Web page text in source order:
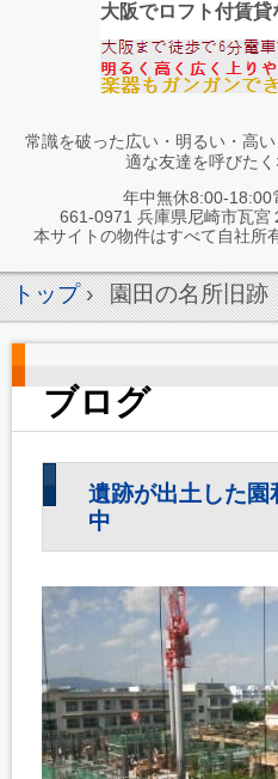
大阪でロフト付賃貸
常識を破った広い・明るい・高
適な友達を呼びたく
年中無休8:00-18:00
661-0971 兵庫県尼崎市瓦宮
本サイトの物件はすべて自社所
トップ› 園田の名所旧跡
ブログ
遺跡が出土した園
中